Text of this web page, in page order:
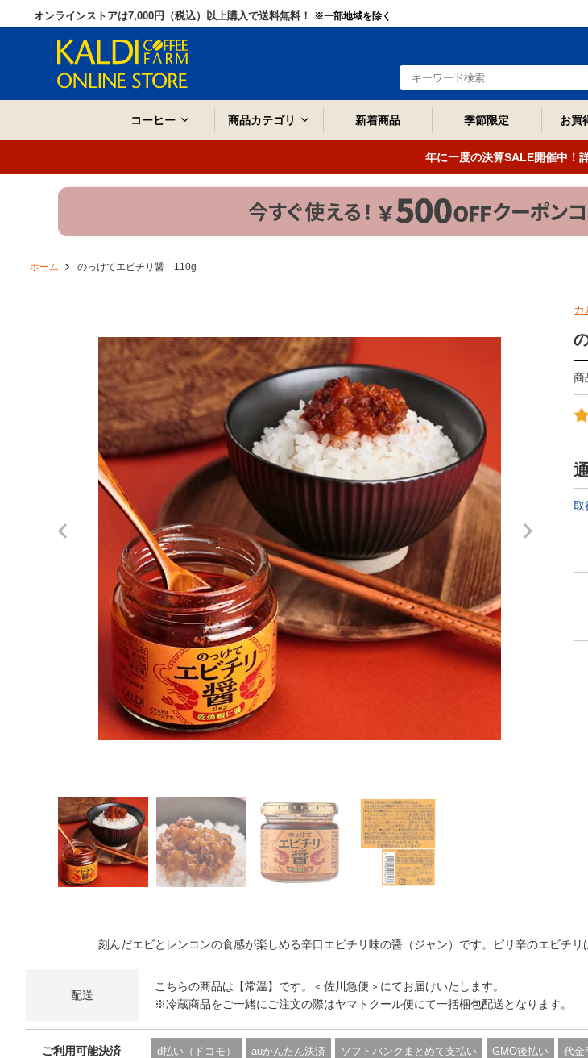
オンラインストアは7,000円（税込）以上購入で送料無料！ ※一部地域を除く
コーヒー 商品カテゴリ 新着商品 季節限定 お買
年に一度の決算SALE開催中！
ホーム のっけてエビチリ醤 110g
カ
商
取
刻んだエビとレンコンの食感が楽しめる辛口エビチリ味の醤（ジャン）です。ピリ辛のエビチ
配送
こちらの商品は【常温】です。＜佐川急便＞にてお届けいたします。
※冷蔵商品をご一緒にご注文の際はヤマトクール便にて一括梱包配送となります。
ご利用可能決済 d払い（ドコモ） auかんたん決済 ソフトバンクまとめて支払い GMO後払い 代金